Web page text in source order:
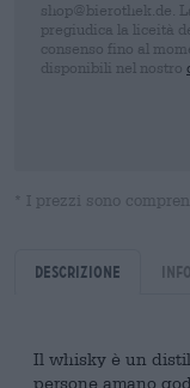
shop@bierothek.de.
pregiudica la liceità
consenso fino al
disponibili nel nostro
* I prezzi sono
Descrizione
Il whisky è un
persone amano